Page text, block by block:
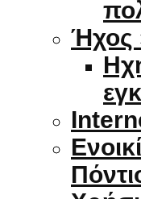
Ήχος